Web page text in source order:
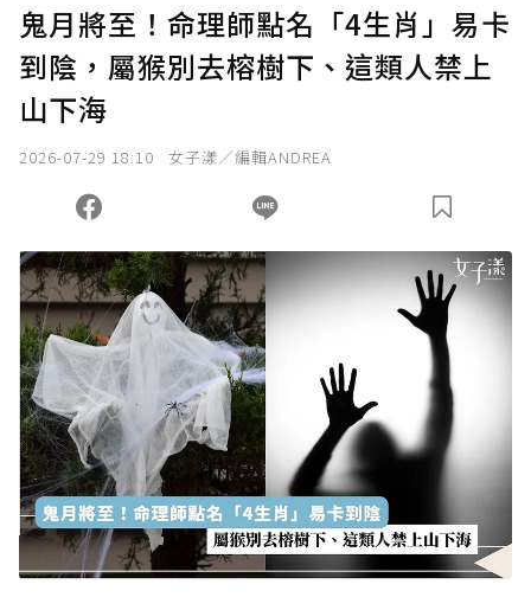
確認送出
您當前剩餘 U 利點數：0點；前往 購買點數
鬼月將至！命理師點名「4生肖」易卡
到陰，屬猴別去榕樹下、這類人禁上
山下海
2026-07-29 18:10 女子漾／編輯ANDREA